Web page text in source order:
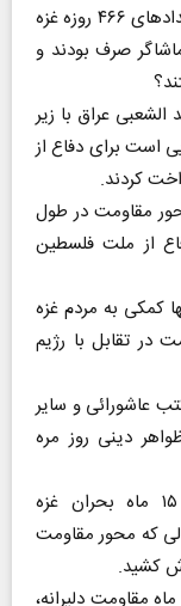
خواهد کرد زیرا تجزیه و تحلیل واقع بینانه رخدادهای ۴۶۶ روزه غزه
صرف بودند و
الشعبی عراق با زیر
است برای دفاع از
کردند.
مقاومت در طول
از ملت فلسطین
کمکی به مردم غزه
در تقابل با رژیم
عاشورائی و سایر
دینی روز مره
برخی جریانهای فکری متاسفانه در طول ۱۵ ماه بحران غزه
که محور مقاومت
کشید.
اتش بس نتیجه قهری و خروجی ۱۵ ماه مقاومت دلیرانه،